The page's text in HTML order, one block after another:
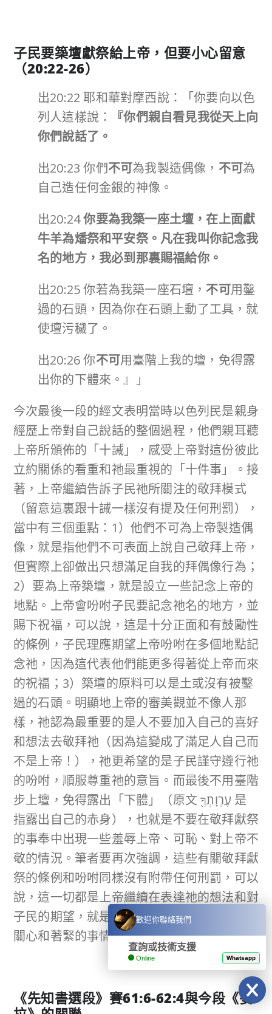
子民要築壇獻祭給上帝，但要小心留意
（20:22-26）
出20:22 耶和華對摩西說：「你要向以色
列人這樣說：
『你們親自看見我從天上向
你們說話了。
出20:23 你們不可為我製造偶像， 不可為
自己造任何金銀的神像。
出20:24你要為我築一座土壇，在上面獻
牛羊為燔祭和平安祭。凡在我叫你記念我
名的地方，我必到那裏賜福給你。
出20:25 你若為我築一座石壇， 不可用鑿
過的石頭，因為你在石頭上動了工具，就
使壇污穢了。
出20:26 你不可用臺階上我的壇，免得露
出你的下體來。』」
今次最後一段的經文表明當時以色列民是親身
經歷上帝對自己說話的整個過程，他們親耳聽
上帝所頒佈的「十誡」，感受上帝對這份彼此
立約關係的看重和祂最重視的「十件事」。接
著，上帝繼續告訴子民祂所關注的敬拜模式
（留意這裏跟十誡一樣沒有提及任何刑罰），
當中有三個重點：1）他們不可為上帝製造偶
像，就是指他們不可表面上說自己敬拜上帝，
但實際上卻做出只想滿足自我的拜偶像行為；
2）要為上帝築壇，就是設立一些記念上帝的
地點。上帝會吩咐子民要記念祂名的地方，並
賜下祝福，可以說，這是十分正面和有鼓勵性
的條例，子民理應期望上帝吩咐在多個地點記
念祂，因為這代表他們能更多得著從上帝而來
的祝福；3）築壇的原料可以是土或沒有被鑿
過的石頭。明顯地上帝的審美觀並不像人那
樣，祂認為最重要的是人不要加入自己的喜好
和想法去敬拜祂（因為這變成了滿足人自己而
不是上帝！），祂更希望的是子民謹守遵行祂
的吩咐，順服尊重祂的意旨。而最後不用臺階
步上壇，免得露出「下體」（原文 עֶרְוָתְךָ֖ 是
指露出自己的赤身），也就是不要在敬拜獻祭
的事奉中出現一些羞辱上帝、可恥、對上帝不
敬的情況。筆者要再次強調，這些有關敬拜獻
祭的條例和吩咐同樣沒有附帶任何刑罰，可以
說，這一切都是上帝繼續在表達祂的想法和對
子民的期望，就是陳明祂在這份立約關係中所
關心和著緊的事情。
《先知書選段》賽61:6-62:4與今段《妥
歡迎你聯絡我們
查詢或技術支援
Online Whatsapp